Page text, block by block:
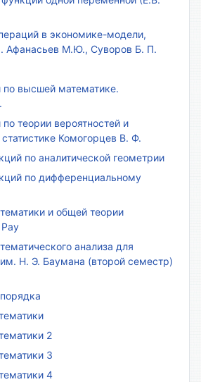
в экономике-модели,
Афанасьев М.Ю., Суворов Б. П.
по высшей математике.
теории вероятностей и
Комогорцев В. Ф.
по аналитической геометрии
по дифференциальному
и общей теории
Рау
анализа для
Н. Э. Баумана (второй семестр)
2
3
4